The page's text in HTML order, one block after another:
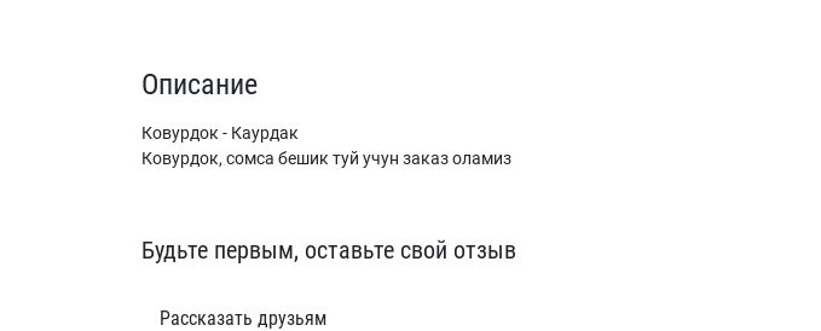
Описание
Ковурдок - Каурдак
Ковурдок, сомса бешик туй учун заказ оламиз
Будьте первым, оставьте свой отзыв
Рассказать друзьям